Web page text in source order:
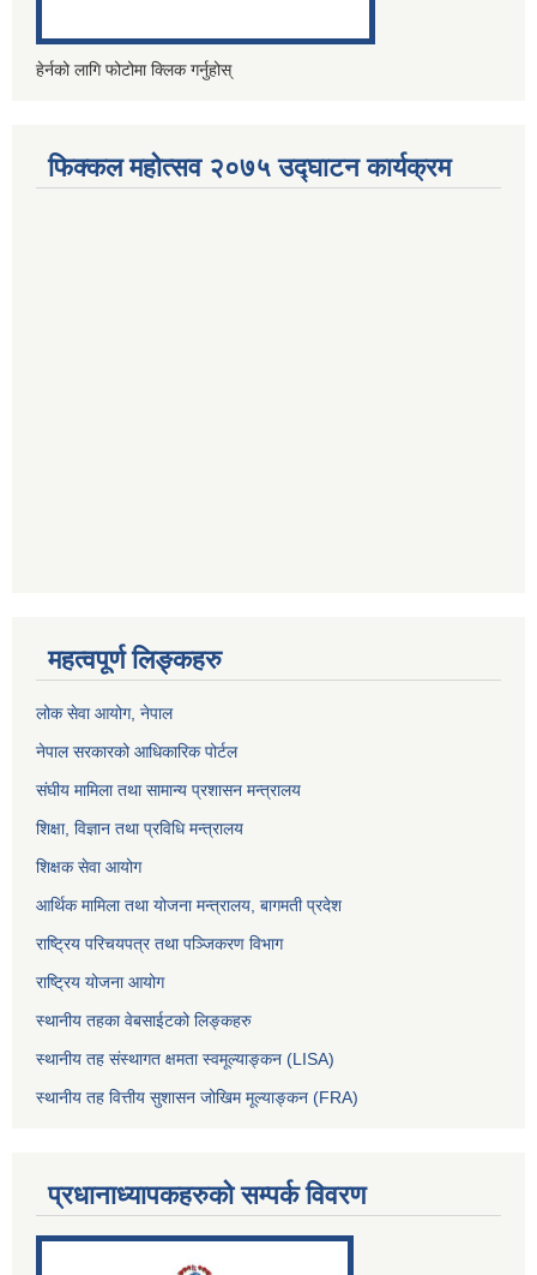
हेर्नको लागि फोटोमा क्लिक गर्नुहोस्
फिक्कल महोत्सव २०७५ उद्घाटन कार्यक्रम
महत्वपूर्ण लिङ्कहरु
लोक सेवा आयोग, नेपाल
नेपाल सरकारको आधिकारिक पोर्टल
संघीय मामिला तथा सामान्य प्रशासन मन्त्रालय
शिक्षा, विज्ञान तथा प्रविधि मन्त्रालय
शिक्षक सेवा आयोग
आर्थिक मामिला तथा योजना मन्त्रालय, बागमती प्रदेश
राष्ट्रिय परिचयपत्र तथा पञ्जिकरण विभाग
राष्ट्रिय योजना आयोग
स्थानीय तहका वेबसाईटको लिङ्कहरु
स्थानीय तह संस्थागत क्षमता स्वमूल्याङ्कन (LISA)
स्थानीय तह वित्तीय सुशासन जोखिम मूल्याङ्कन (FRA)
प्रधानाध्यापकहरुको सम्पर्क विवरण